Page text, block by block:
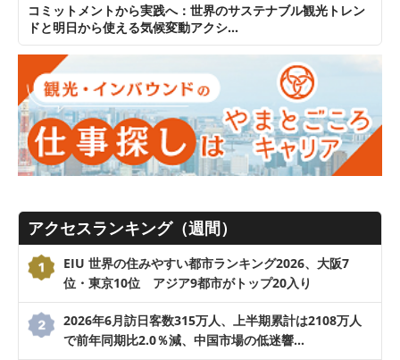
コミットメントから実践へ：世界のサステナブル観光トレン
ドと明日から使える気候変動アクシ…
アクセスランキング（週間）
EIU 世界の住みやすい都市ランキング2026、大阪7
位・東京10位 アジア9都市がトップ20入り
2026年6月訪日客数315万人、上半期累計は2108万人
で前年同期比2.0％減、中国市場の低迷響…